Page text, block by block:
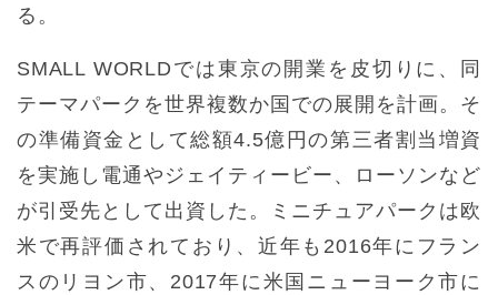
る。
SMALL WORLDでは東京の開業を皮切りに、同
テーマパークを世界複数か国での展開を計画。そ
の準備資金として総額4.5億円の第三者割当増資
を実施し電通やジェイティービー、ローソンなど
が引受先として出資した。ミニチュアパークは欧
米で再評価されており、近年も2016年にフラン
スのリヨン市、2017年に米国ニューヨーク市に